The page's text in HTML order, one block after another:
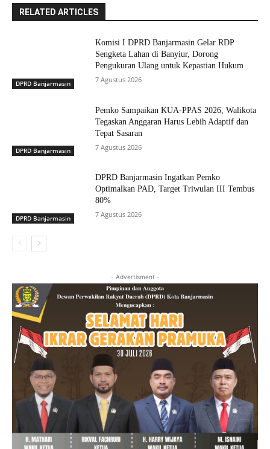
RELATED ARTICLES
DPRD Banjarmasin
Komisi I DPRD Banjarmasin Gelar RDP
Sengketa Lahan di Banyiur, Dorong
Pengukuran Ulang untuk Kepastian Hukum
7 Agustus 2026
DPRD Banjarmasin
Pemko Sampaikan KUA-PPAS 2026, Walikota
Tegaskan Anggaran Harus Lebih Adaptif dan
Tepat Sasaran
7 Agustus 2026
DPRD Banjarmasin
DPRD Banjarmasin Ingatkan Pemko
Optimalkan PAD, Target Triwulan III Tembus
80%
7 Agustus 2026
- Advertisment -